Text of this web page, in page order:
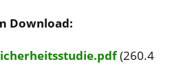
Download:
(260.4